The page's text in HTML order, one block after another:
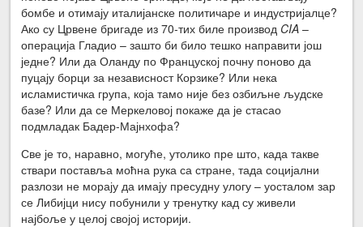
бомбе и отимају италијанске политичаре и индустријалце?
Ако су Црвене бригаде из 70-тих биле производ CIA –
операција Гладио – зашто би било тешко направити још
једне? Или да Оланду по Француској почну поново да
пуцају борци за независност Корзике? Или нека
исламистичка група, која тамо није без озбиљне људске
базе? Или да се Меркеловој покаже да је стасао
подмладак Бадер-Мајнхофа?
Све је то, наравно, могуће, утолико пре што, када такве
ствари поставља моћна рука са стране, тада социјални
разлози не морају да имају пресудну улогу – уосталом зар
се Либијци нису побунили у тренутку кад су живели
најбоље у целој својој историји.